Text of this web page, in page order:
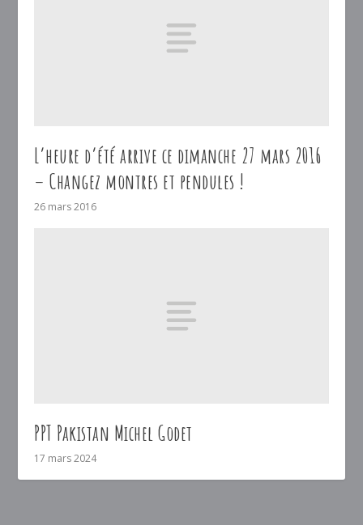
L’heure d’été arrive ce dimanche 27 mars 2016
– Changez montres et pendules !
26 mars 2016
PPT Pakistan Michel Godet
17 mars 2024